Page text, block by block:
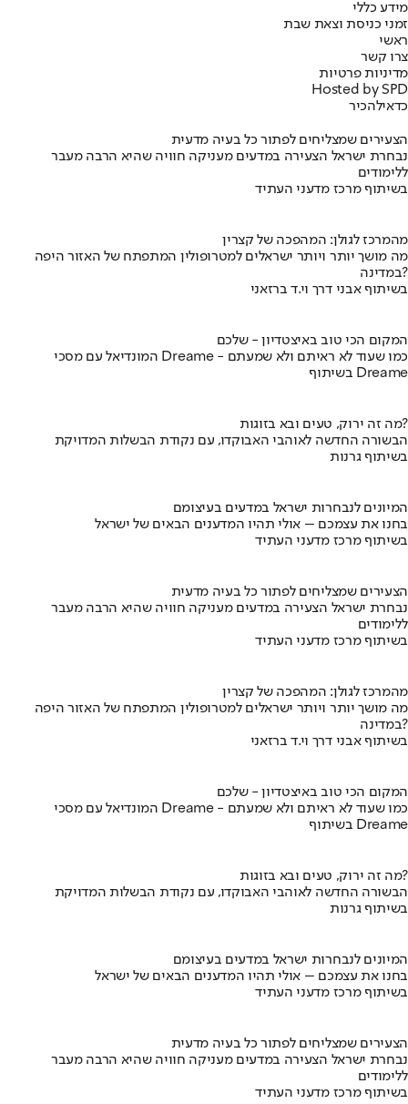
מידע כללי
זמני כניסת וצאת שבת
ראשי
צרו קשר
מדיניות פרטיות
Hosted by SPD
כדאילהכיר
הצעירים שמצליחים לפתור כל בעיה מדעית
נבחרת ישראל הצעירה במדעים מעניקה חוויה שהיא הרבה מעבר
ללימודים
בשיתוף מרכז מדעני העתיד
מהמרכז לגולן: המהפכה של קצרין
מה מושך יותר ויותר ישראלים למטרופולין המתפתח של האזור היפה
במדינה?
בשיתוף אבני דרך וי.ד ברזאני
המקום הכי טוב באיצטדיון - שלכם
המונדיאל עם מסכי Dreame - כמו שעוד לא ראיתם ולא שמעתם
בשיתוף Dreame
מה זה ירוק, טעים ובא בזוגות?
הבשורה החדשה לאוהבי האבוקדו, עם נקודת הבשלות המדויקת
בשיתוף גרנות
המיונים לנבחרות ישראל במדעים בעיצומם
בחנו את עצמכם – אולי תהיו המדענים הבאים של ישראל
בשיתוף מרכז מדעני העתיד
הצעירים שמצליחים לפתור כל בעיה מדעית
נבחרת ישראל הצעירה במדעים מעניקה חוויה שהיא הרבה מעבר
ללימודים
בשיתוף מרכז מדעני העתיד
מהמרכז לגולן: המהפכה של קצרין
מה מושך יותר ויותר ישראלים למטרופולין המתפתח של האזור היפה
במדינה?
בשיתוף אבני דרך וי.ד ברזאני
המקום הכי טוב באיצטדיון - שלכם
המונדיאל עם מסכי Dreame - כמו שעוד לא ראיתם ולא שמעתם
בשיתוף Dreame
מה זה ירוק, טעים ובא בזוגות?
הבשורה החדשה לאוהבי האבוקדו, עם נקודת הבשלות המדויקת
בשיתוף גרנות
המיונים לנבחרות ישראל במדעים בעיצומם
בחנו את עצמכם – אולי תהיו המדענים הבאים של ישראל
בשיתוף מרכז מדעני העתיד
הצעירים שמצליחים לפתור כל בעיה מדעית
נבחרת ישראל הצעירה במדעים מעניקה חוויה שהיא הרבה מעבר
ללימודים
בשיתוף מרכז מדעני העתיד